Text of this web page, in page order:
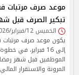
تبكير الصرف قبل
الخميس 12/فبراير/2026 - 11:17 م
إلى 16 فبراير،
الموظفين قبل شهر
المرونة والاستقرار